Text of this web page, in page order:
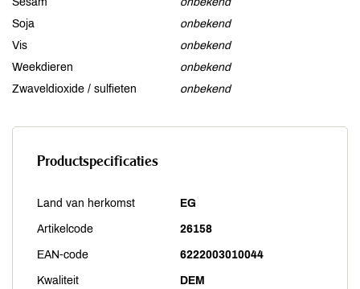
Soja
onbekend
Vis
onbekend
Weekdieren
onbekend
Zwaveldioxide / sulfieten
onbekend
Productspecificaties
Land van herkomst EG
Artikelcode 26158
EAN-code 6222003010044
Kwaliteit DEM